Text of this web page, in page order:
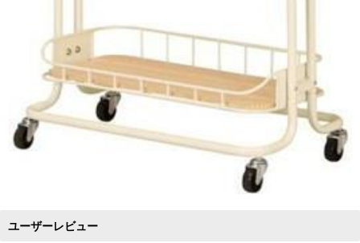
ユーザーレビュー